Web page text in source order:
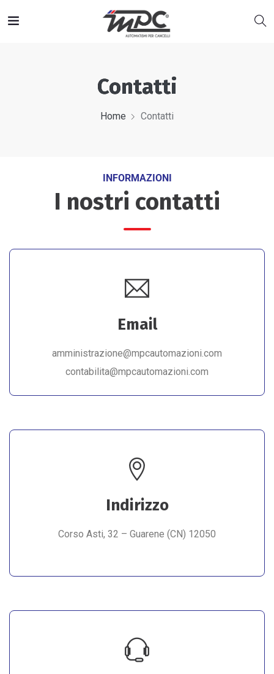
Contatti
Home Contatti
INFORMAZIONI
I nostri contatti
Email
amministrazione@mpcautomazioni.com
contabilita@mpcautomazioni.com
Indirizzo
Corso Asti, 32 – Guarene (CN) 12050